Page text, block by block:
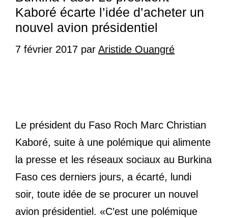
Kaboré écarte l’idée d’acheter un
nouvel avion présidentiel
7 février 2017 par Aristide Ouangré
Le président du Faso Roch Marc Christian
Kaboré, suite à une polémique qui alimente
la presse et les réseaux sociaux au Burkina
Faso ces derniers jours, a écarté, lundi
soir, toute idée de se procurer un nouvel
avion présidentiel. «C’est une polémique